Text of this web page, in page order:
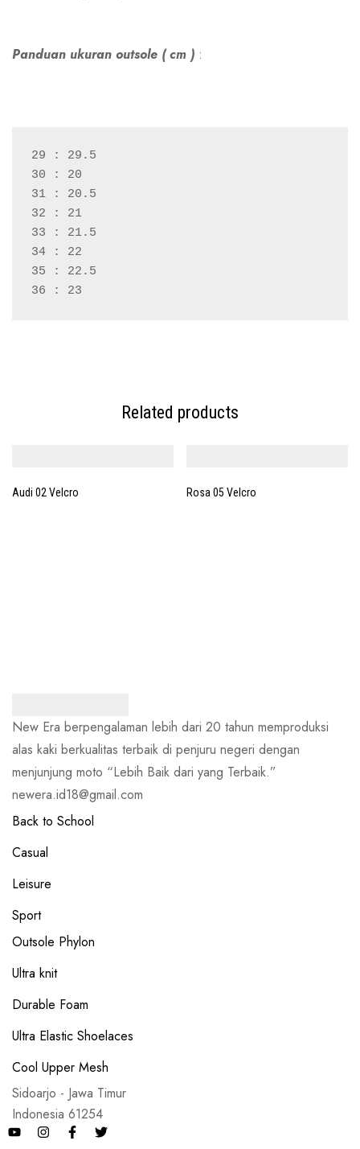
Panduan ukuran outsole ( cm ) :
29 : 29.5
30 : 20
31 : 20.5
32 : 21
33 : 21.5
34 : 22
35 : 22.5
36 : 23
Related products
Audi 02 Velcro Rosa 05 Velcro
New Era berpengalaman lebih dari 20 tahun memproduksi
alas kaki berkualitas terbaik di penjuru negeri dengan
menjunjung moto “Lebih Baik dari yang Terbaik.”
newera.id18@gmail.com
Back to School
Casual
Leisure
Sport
Outsole Phylon
Ultra knit
Durable Foam
Ultra Elastic Shoelaces
Cool Upper Mesh
Sidoarjo - Jawa Timur
Indonesia 61254